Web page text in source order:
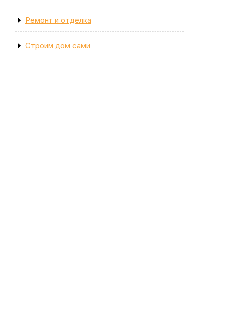
Ремонт и отделка
Строим дом сами